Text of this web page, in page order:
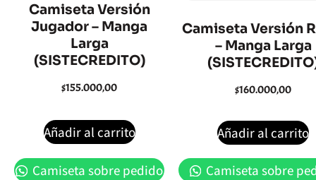
Camiseta Versión
Jugador – Manga
Larga
(SISTECREDITO)
$155.000,00
Añadir al carrito
Camiseta sobre pedido
Camiseta Versión
– Manga Larga
$160.000,00
Añadir al carrito
Camiseta sobre